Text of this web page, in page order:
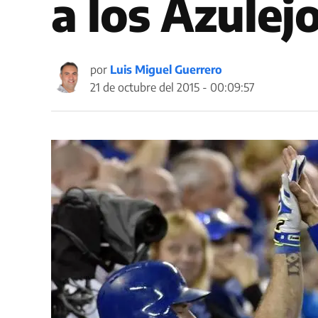
a los
por Luis Miguel Guerrero
21 de octubre del 2015 - 00:09:57